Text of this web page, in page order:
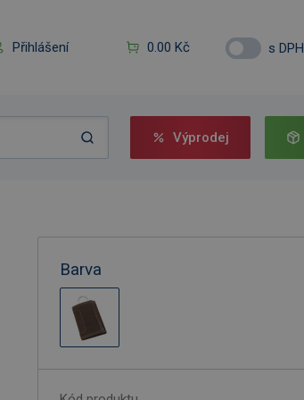
Přihlášení 0.00 Kč s DPH
Výprodej
Barva